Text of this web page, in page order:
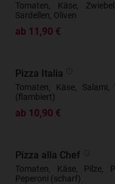
Tomaten, Käse,
Sardellen, Oliven
ab 11,90 €
Pizza Italia
Tomaten, Käse, Salami,
(flambiert)
ab 10,90 €
Pizza alla Chef
Tomaten, Käse, Pilze,
Peperoni (scharf)